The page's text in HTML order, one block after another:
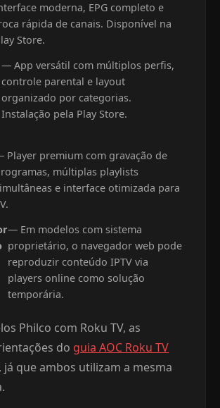
moderna, EPG completo e
rápida de canais. Disponível na
Store.
— App versátil com múltiplos perfis,
controle parental e layout
organizado por categorias.
Instalação pela Play Store.
Player premium com gravação de
múltiplas playlists
e interface otimizada para
— Em modelos com sistema
proprietário, o navegador web pode
reproduzir conteúdo IPTV via
players online como solução
temporária.
Philco com Roku TV, as
do guia AOC Roku TV
já que ambos utilizam a mesma